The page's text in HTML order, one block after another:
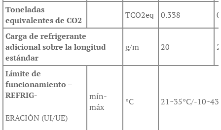
Toneladas
equivalentes de CO2
TCO2eq 0.338
Carga de refrigerante
adicional sobre la longitud
estándar
g/m 20
Límite de
funcionamiento –
REFRIG-
ERACIÓN (UI/UE)
mín-
máx
°C 21~35°C/-